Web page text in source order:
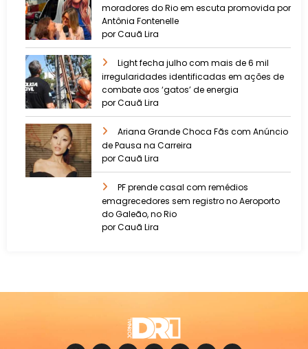
moradores do Rio em escuta promovida por
Antônia Fontenelle
por Cauã Lira
Light fecha julho com mais de 6 mil
irregularidades identificadas em ações de
combate aos ‘gatos’ de energia
por Cauã Lira
Ariana Grande Choca Fãs com Anúncio
de Pausa na Carreira
por Cauã Lira
PF prende casal com remédios
emagrecedores sem registro no Aeroporto
do Galeão, no Rio
por Cauã Lira